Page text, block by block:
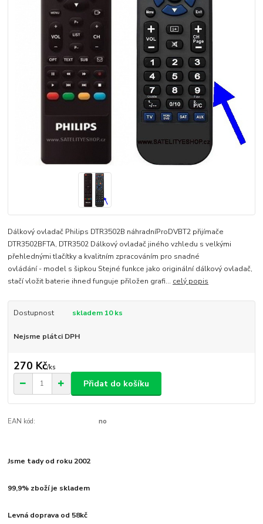
Dálkový ovladač Philips DTR3502B náhradníProDVBT2 přijímače
DTR3502BFTA, DTR3502 Dálkový ovladač jiného vzhledu s velkými
přehlednými tlačítky a kvalitním zpracováním pro snadné
ovládání - model s šipkou Stejné funkce jako originální dálkový ovladač,
stačí vložit baterie ihned funguje přiložen grafi... celý popis
Dostupnost skladem 10 ks
Nejsme plátci DPH
270 Kč/ks
Přidat do košíku
EAN kód: no
Jsme tady od roku 2002
99,9% zboží je skladem
Levná doprava od 58kč